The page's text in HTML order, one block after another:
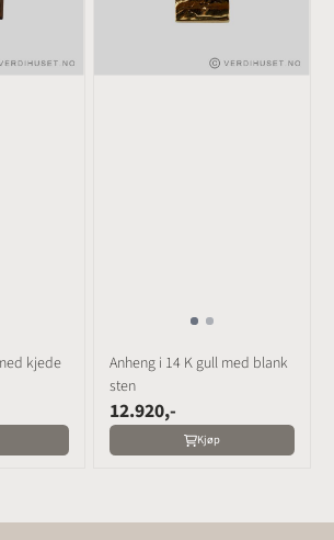
kjede
Anheng i 14 K gull med blank
sten
12.920,-
Kjøp